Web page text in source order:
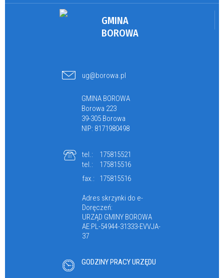
GMINA
BOROWA
ug@borowa.pl
GMINA BOROWA
Borowa 223
39-305 Borowa
NIP: 8171980498
tel.:
175815521
tel.:
175815516
fax.:
175815516
Adres skrzynki do e-
Doręczeń:
URZĄD GMINY BOROWA
AE:PL-54944-31333-EVVJA-
37
GODZINY PRACY URZĘDU